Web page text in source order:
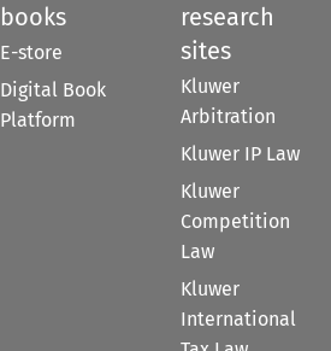
books
E-store
Digital Book
Platform
research
sites
Kluwer
Arbitration
Kluwer IP Law
Kluwer
Competition
Law
Kluwer
International